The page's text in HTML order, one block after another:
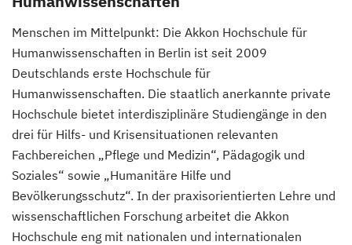
Management in der Gefahrenabwehr:
Rettungsdienstmanagement B.Sc.
Präsenzstudium)
Management in der Gefahrenabwehr:
Rettungsdienst- und Katastrophenmanagement
B.Sc.
(Berufsbegleitendes Präsenzstudium)
Management in der Gesundheitswirtschaft:
Menschen im Mittelpunkt: Die Akkon Hochschule für
Humanwissenschaften in Berlin ist seit 2009
Deutschlands erste Hochschule für
Humanwissenschaften. Die staatlich anerkannte private
Hochschule bietet interdisziplinäre Studiengänge in den
drei für Hilfs- und Krisensituationen relevanten
Fachbereichen „Pflege und Medizin“, Pädagogik und
Soziales“ sowie „Humanitäre Hilfe und
Bevölkerungsschutz“. In der praxisorientierten Lehre und
wissenschaftlichen Forschung arbeitet die Akkon
Hochschule eng mit nationalen und internationalen